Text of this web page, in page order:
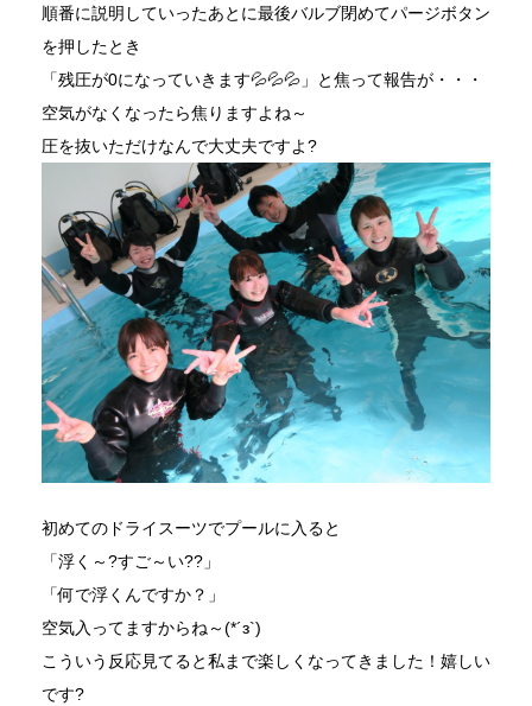
順番に説明していったあとに最後バルブ閉めてパージボタン
を押したとき
「残圧が0になっていきます💦💦💦」と焦って報告が・・・
空気がなくなったら焦りますよね～
圧を抜いただけなんで大丈夫ですよ?
初めてのドライスーツでプールに入ると
「浮く～?すご～い??」
「何で浮くんですか？」
空気入ってますからね～(*´з`)
こういう反応見てると私まで楽しくなってきました！嬉しい
です?